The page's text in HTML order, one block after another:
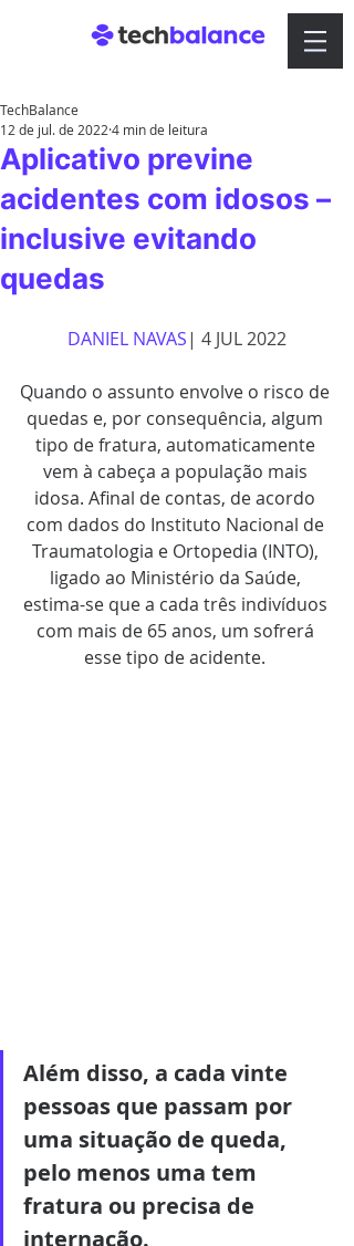
Aplicativo previne
acidentes com idosos –
inclusive evitando
quedas
TechBalance
12 de jul. de 2022 4 min de leitura
DANIEL NAVAS| 4 JUL 2022
Quando o assunto envolve o risco de
quedas e, por consequência, algum
tipo de fratura, automaticamente
vem à cabeça a população mais
idosa. Afinal de contas, de acordo
com dados do Instituto Nacional de
Traumatologia e Ortopedia (INTO),
ligado ao Ministério da Saúde,
estima-se que a cada três indivíduos
com mais de 65 anos, um sofrerá
esse tipo de acidente.
Além disso, a cada vinte
pessoas que passam por
uma situação de queda,
pelo menos uma tem
fratura ou precisa de
internação.